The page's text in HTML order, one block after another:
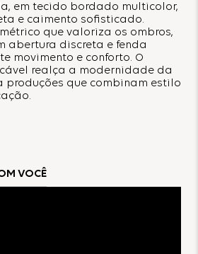
em tecido bordado multicolor,
e caimento sofisticado.
que valoriza os ombros,
abertura discreta e fenda
movimento e conforto. O
realça a modernidade da
produções que combinam estilo
VOCÊ